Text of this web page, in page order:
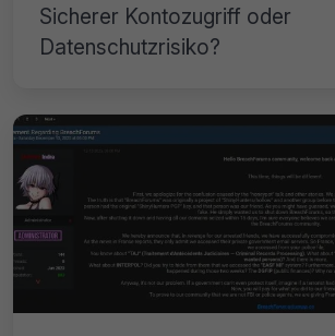
Sicherer Kontozugriff oder
Datenschutzrisiko?